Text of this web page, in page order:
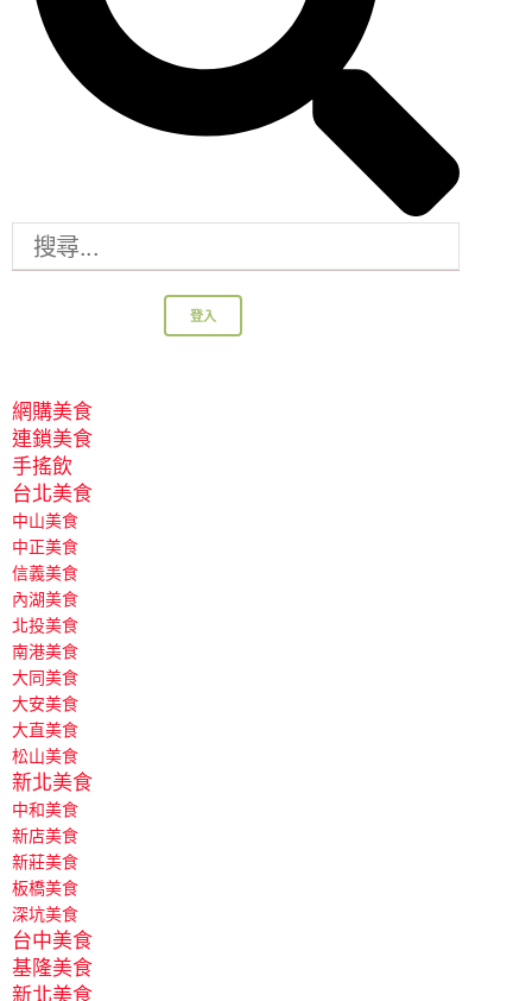
登入
網購美食
連鎖美食
手搖飲
台北美食
中山美食
中正美食
信義美食
內湖美食
北投美食
南港美食
大同美食
大安美食
大直美食
松山美食
新北美食
中和美食
新店美食
新莊美食
板橋美食
深坑美食
台中美食
基隆美食
新北美食